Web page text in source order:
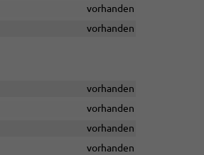
vorhanden
vorhanden
vorhanden
vorhanden
vorhanden
vorhanden